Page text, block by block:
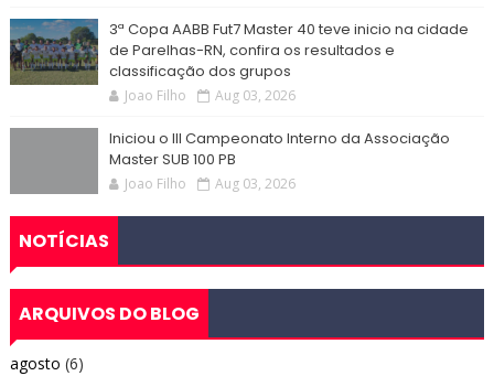
3ª Copa AABB Fut7 Master 40 teve inicio na cidade
de Parelhas-RN, confira os resultados e
classificação dos grupos
Joao Filho Aug 03, 2026
Iniciou o III Campeonato Interno da Associação
Master SUB 100 PB
Joao Filho Aug 03, 2026
NOTÍCIAS
ARQUIVOS DO BLOG
agosto (6)